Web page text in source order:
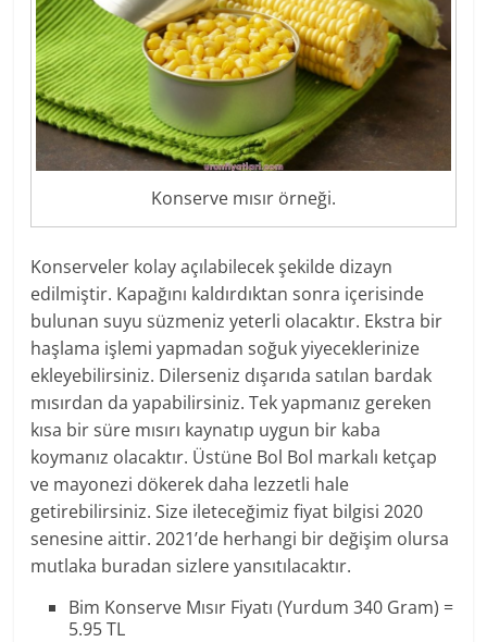
Konserve mısır örneği.
Konserveler kolay açılabilecek şekilde dizayn
edilmiştir. Kapağını kaldırdıktan sonra içerisinde
bulunan suyu süzmeniz yeterli olacaktır. Ekstra bir
haşlama işlemi yapmadan soğuk yiyeceklerinize
ekleyebilirsiniz. Dilerseniz dışarıda satılan bardak
mısırdan da yapabilirsiniz. Tek yapmanız gereken
kısa bir süre mısırı kaynatıp uygun bir kaba
koymanız olacaktır. Üstüne Bol Bol markalı ketçap
ve mayonezi dökerek daha lezzetli hale
getirebilirsiniz. Size ileteceğimiz fiyat bilgisi 2020
senesine aittir. 2021’de herhangi bir değişim olursa
mutlaka buradan sizlere yansıtılacaktır.
Bim Konserve Mısır Fiyatı (Yurdum 340 Gram) =
5.95 TL